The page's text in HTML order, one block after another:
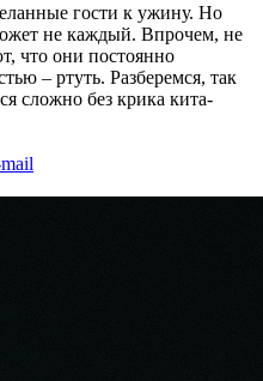
гости к ужину. Но
не каждый. Впрочем, не
что они постоянно
– ртуть. Разберемся, так
сложно без крика кита-